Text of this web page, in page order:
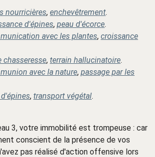
nourricières, enchevêtrement.
d'épines, peau d'écorce.
avec les plantes, croissance
chasseresse, terrain hallucinatoire.
avec la nature, passage par les
, transport végétal.
3, votre immobilité est trompeuse : car
conscient de la présence de vos
pas réalisé d'action offensive lors